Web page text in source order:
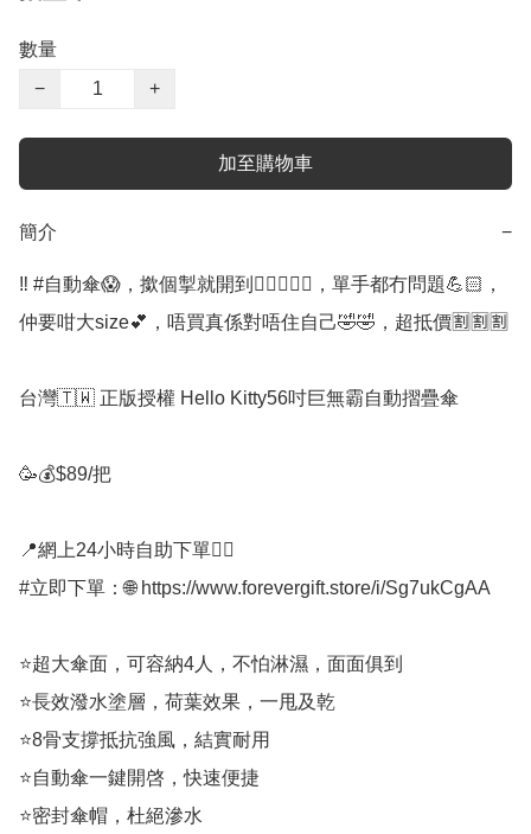
數量
−
+
加至購物車
簡介 −
‼️ #自動傘😱，撳個掣就開到👍🏻👍🏻💯，單手都冇問題💪🏻，
仲要咁大size💕，唔買真係對唔住自己🤣🤣，超抵價🈹🈹🈹
台灣🇹🇼 正版授權 Hello Kitty56吋巨無霸自動摺疊傘
🥳💰$89/把
📍網上24小時自助下單👍🏻
#立即下單：🌐 https://www.forevergift.store/i/Sg7ukCgAA
⭐️超大傘面，可容納4人，不怕淋濕，面面俱到
⭐️長效潑水塗層，荷葉效果，一甩及乾
⭐️8骨支撐抵抗強風，結實耐用
⭐️自動傘一鍵開啓，快速便捷
⭐️密封傘帽，杜絕滲水